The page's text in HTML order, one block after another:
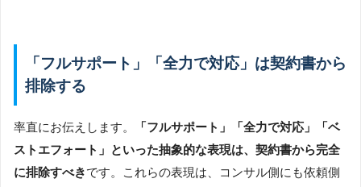
「フルサポート」「全力で対応」は契約書から
排除する
率直にお伝えします。
「フルサポート」「全力で対応」「ベ
ストエフォート」といった抽象的な表現は、契約書から完全
に排除すべきです。これらの表現は、コンサル側にも依頼側